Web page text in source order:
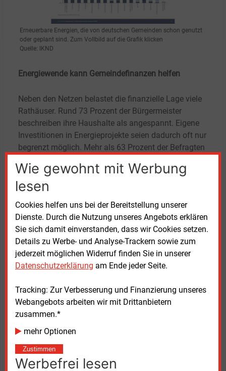
Wie gewohnt mit Werbung
lesen
Cookies helfen uns bei der Bereitstellung unserer
Dienste. Durch die Nutzung unseres Angebots erklären
Sie sich damit einverstanden, dass wir Cookies setzen.
Details zu Werbe- und Analyse-Trackern sowie zum
jederzeit möglichen Widerruf finden Sie in unserer
Datenschutzerklärung am Ende jeder Seite.
Tracking: Zur Verbesserung und Finanzierung unseres
Webangebots arbeiten wir mit Drittanbietern
zusammen.*
mehr Optionen
Zustimmen
Werbefrei lesen
Erneuerbare Energien, die von deutschen Gemeinden schon genutzt
oder geplant sind. Zum Vollbild auf die Grafik klicken
Quelle: IKND
Energiewende kann Gemeindefinanzen helfen
Neben den Netzen belastet die finanzielle Lage viele
Rathäuser. Rund 73 Prozent der Bürgermeister
beschreiben ihre Haushalte als angespannt. Eigene
Investitionen in Energieprojekte seien dadurch oft nur
begrenzt möglich. Mehr als 63 Prozent der Befragten
vereinfachter Kofinanzierung für den wirksamsten
Hebel, um Projekte schneller umzusetzen.
Auch bestehende Förderinstrumente kommen laut
Umfrage nicht überall an. So ruft nach Angaben der
Autoren nicht einmal die Hälfte der Kommunen ihnen
zustehende Zahlungen nach Paragraf 6 des
Erneuerbare-Energien-Gesetzes (EEG) ab. Fast 40
Prozent erklärten demnach, sie hätten davon noch
Informationen. Paragraf 6 erlaubt es Betreibern von
Wind- und Photovoltaikanlagen, finanzielle
Beteiligungen an Kommunen zu zahlen
wirtschaftliche Chancen in der Energiewende sehen.
Zwei Drittel der Standortgemeinden erzielen nach